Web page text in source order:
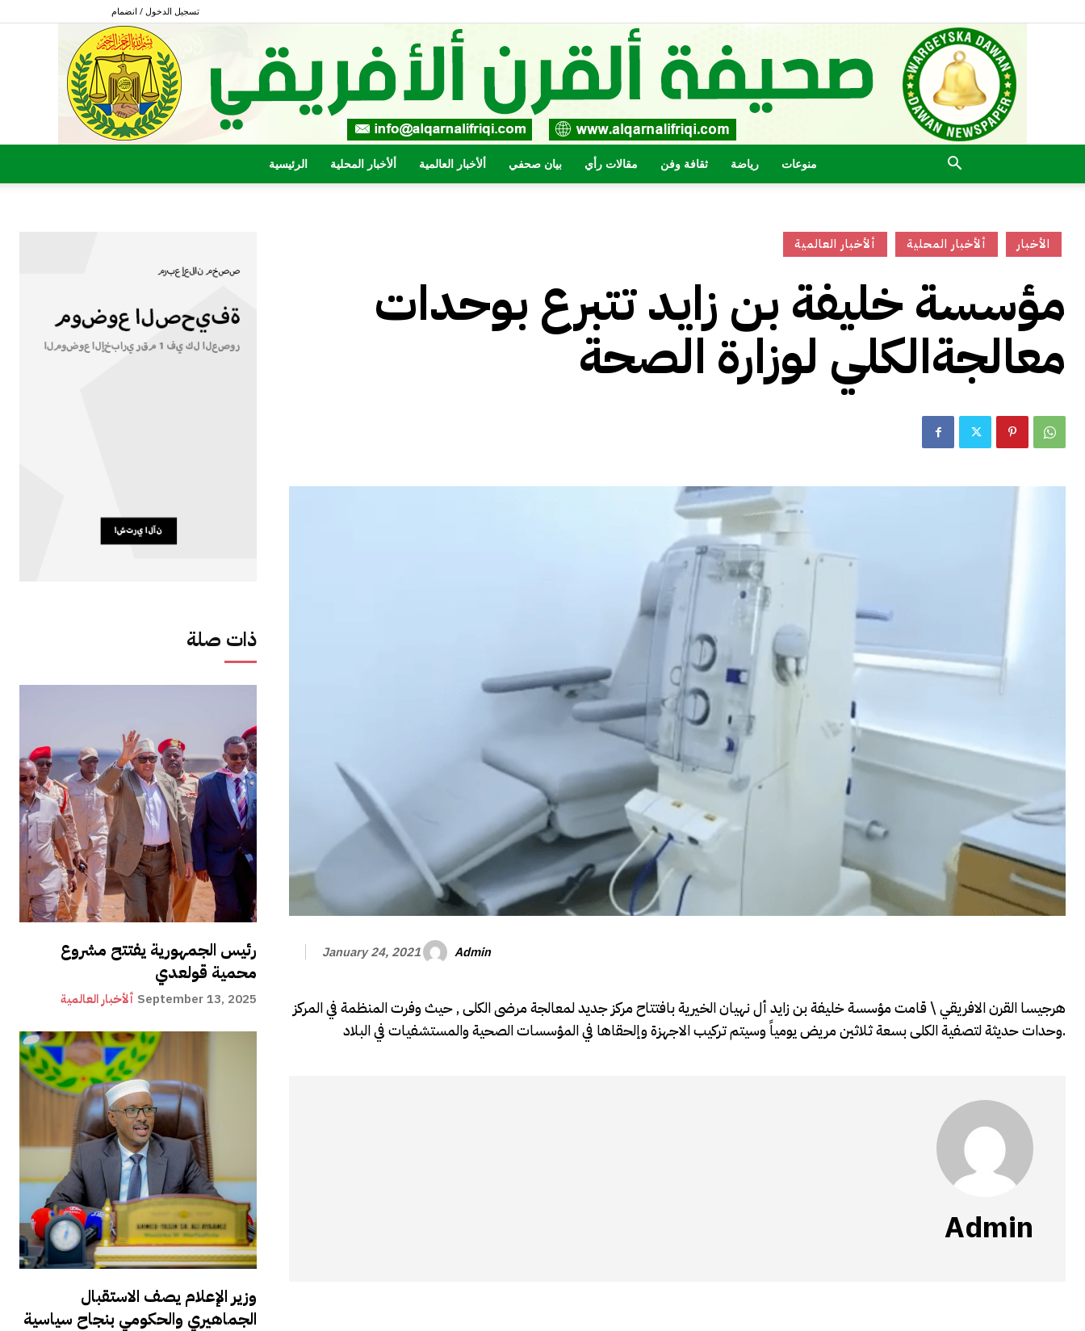
تسجيل الدخول / انضمام
القرن
الرئيسية ألأخبار المحلية ألأخبار العالمية بيان صحفي مقالات رأي ثقافة وفن رياضة منوعات
ذات صلة
رئيس الجمهورية يفتتح مشروع
محمية قولعدي
ألأخبار العالمية September 13, 2025
وزير الإعلام يصف الاستقبال
الجماهيري والحكومي بنجاح سياسية
ألأخبار العالمية ألأخبار المحلية الأخبار
مؤسسة خليفة بن زايد تتبرع بوحدات
معالجةالكلي لوزارة الصحة
January 24, 2021 Admin
هرجيسا القرن الافريقي \ قامت مؤسسة خليفة بن زايد أل نهيان الخيرية بافتتاح مركز جديد لمعالجة مرضى الكلى , حيث وفرت المنظمة في المركز
وحدات حديثة لتصفية الكلى بسعة ثلاثين مريض يومياً وسيتم تركيب الاجهزة وإلحقاها في المؤسسات الصحية والمستشفيات في البلاد.
Admin